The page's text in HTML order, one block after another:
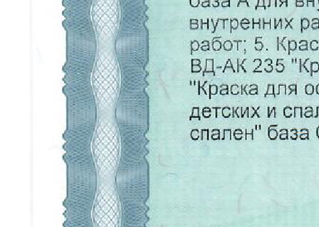
Фрески
Мозайка
НАВИГАЦИЯ
О нас
Каталог
Для дизайнеров
Портфолио
Отзывы
Вопросы
Контакты